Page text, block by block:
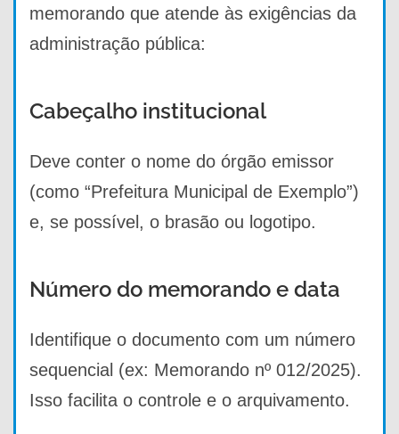
memorando que atende às exigências da
administração pública:
Cabeçalho institucional
Deve conter o nome do órgão emissor
(como “Prefeitura Municipal de Exemplo”)
e, se possível, o brasão ou logotipo.
Número do memorando e data
Identifique o documento com um número
sequencial (ex: Memorando nº 012/2025).
Isso facilita o controle e o arquivamento.